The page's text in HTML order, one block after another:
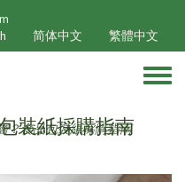
简体中文 繁體中文
Toggle
裝紙採購指南
？食品包裝紙採購指南